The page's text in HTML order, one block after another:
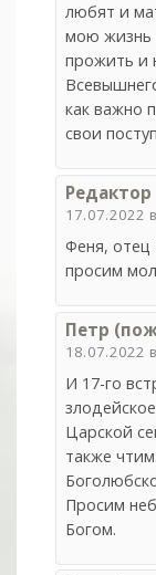
любят и
мою жизнь
прожить и
как важно
свои
Редактор
17.07.2022
Феня, отец
просим
Петр
18.07.2022
И 17-го
Царской
также
Просим
Богом.